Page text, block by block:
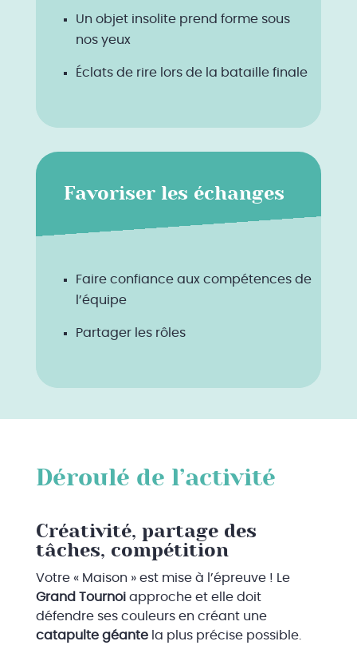
Un objet insolite prend forme sous
nos yeux
Éclats de rire lors de la bataille finale
Favoriser les échanges
Faire confiance aux compétences de
l’équipe
Partager les rôles
Déroulé de l’activité
Créativité, partage des
tâches, compétition
Votre « Maison » est mise à l’épreuve ! Le
Grand Tournoiapproche et elle doit
défendre ses couleurs en créant une
catapulte géantela plus précise possible.